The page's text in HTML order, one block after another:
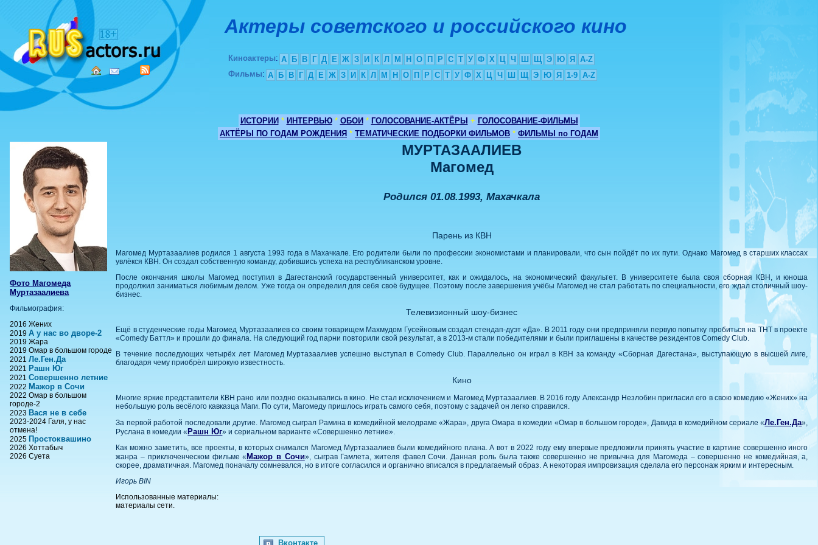
Актеры советского и российского кино
Киноактеры: А Б В Г Д Е Ж З И К Л М Н О П Р С Т У Ф Х Ц Ч Ш Щ Э Ю Я
A-Z
Фильмы: А Б В Г Д Е Ж З И К Л М Н О П Р С Т У Ф Х Ц Ч Ш Щ Э Ю Я 1-9 A-Z
ИСТОРИИ * ИНТЕРВЬЮ * ОБОИ * ГОЛОСОВАНИЕ-АКТЁРЫ + ГОЛОСОВАНИЕ-ФИЛЬМЫ
АКТЁРЫ ПО ГОДАМ РОЖДЕНИЯ * ТЕМАТИЧЕСКИЕ ПОДБОРКИ ФИЛЬМОВ * ФИЛЬМЫ по ГОДАМ
Фото Магомеда
Муртазаалиева
Фильмография:
2016 Жених
2019А у нас во дворе-2
2019 Жара
2019 Омар в большом городе
2021Ле.Ген.Да
2021 Рашн Юг
2021Совершенно летние
2022 Мажор в Сочи
2022 Омар в большом
городе-2
2023 Вася не в себе
2023-2024 Галя, у нас
отмена!
2025 Простоквашино
2026 Хоттабыч
2026 Суета
МУРТАЗААЛИЕВ
Магомед
Родился 01.08.1993, Махачкала
Парень из КВН
Магомед Муртазаалиев родился 1 августа 1993 года в Махачкале. Его родители были по профессии экономистами и планировали, что сын пойдёт по их пути. Однако Магомед в старших классах
увлёкся КВН. Он создал собственную команду, добившись успеха на республиканском уровне.
После окончания школы Магомед поступил в Дагестанский государственный университет, как и ожидалось, на экономический факультет. В университете была своя сборная КВН, и юноша
продолжил заниматься любимым делом. Уже тогда он определил для себя своё будущее. Поэтому после завершения учёбы Магомед не стал работать по специальности, его ждал столичный шоу-
бизнес.
Телевизионный шоу-бизнес
Ещё в студенческие годы Магомед Муртазаалиев со своим товарищем Махмудом Гусейновым создал стендап-дуэт «Да». В 2011 году они предприняли первую попытку пробиться на ТНТ в проекте
«Comedy Баттл» и прошли до финала. На следующий год парни повторили свой результат, а в 2013-м стали победителями и были приглашены в качестве резидентов Comedy Club.
В течение последующих четырёх лет Магомед Муртазаалиев успешно выступал в Comedy Club. Параллельно он играл в КВН за команду «Сборная Дагестана», выступающую в высшей лиге,
благодаря чему приобрёл широкую известность.
Кино
Многие яркие представители КВН рано или поздно оказывались в кино. Не стал исключением и Магомед Муртазаалиев. В 2016 году Александр Незлобин пригласил его в свою комедию «Жених» на
небольшую роль весёлого кавказца Маги. По сути, Магомеду пришлось играть самого себя, поэтому с задачей он легко справился.
За первой работой последовали другие. Магомед сыграл Рамина в комедийной мелодраме «Жара», друга Омара в комедии «Омар в большом городе», Давида в комедийном сериале «Ле.Ген.Да»,
Руслана в комедии « Рашн Юг» и сериальном варианте «Совершенно летние».
Как можно заметить, все проекты, в которых снимался Магомед Муртазаалиев были комедийного плана. А вот в 2022 году ему впервые предложили принять участие в картине совершенно иного
жанра – приключенческом фильме « Мажор в Сочи», сыграв Гамлета, жителя фавел Сочи. Данная роль была также совершенно не привычна для Магомеда – совершенно не комедийная, а,
скорее, драматичная. Магомед поначалу сомневался, но в итоге согласился и органично вписался в предлагаемый образ. А некоторая импровизация сделала его персонаж ярким и интересным.
Игорь BIN
Использованные материалы:
материалы сети.
Вконтакте